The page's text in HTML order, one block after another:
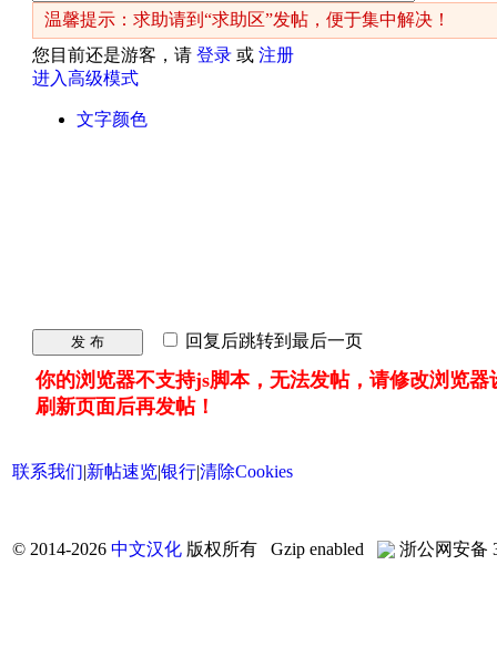
温馨提示：求助请到“求助区”发帖，便于集中解决！
您目前还是游客，请 登录 或 注册
进入高级模式
文字颜色
发 布 回复后跳转到最后一页
你的浏览器不支持js脚本，无法发帖，请修改浏览器
刷新页面后再发帖！
联系我们|新帖速览|银行|清除Cookies
© 2014-2026 中文汉化 版权所有 Gzip enabled 浙公网安备